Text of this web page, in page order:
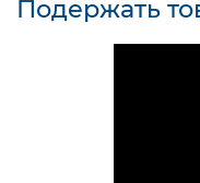
Подержать